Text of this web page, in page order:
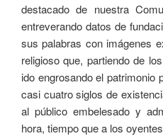
destacado de nuestra
entreverando datos de
sus palabras con imágenes
religioso que, partiendo de
ido engrosando el patrimonio
casi cuatro siglos de
al público embelesado y
hora, tiempo que a los